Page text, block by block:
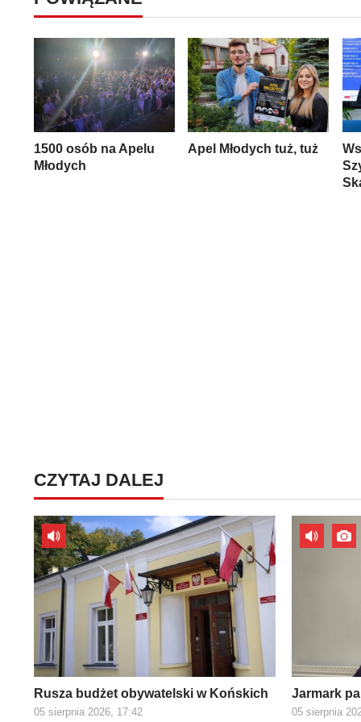
1500 osób na Apelu
Młodych
Apel Młodych tuż, tuż
CZYTAJ DALEJ
Rusza budżet obywatelski w Końskich
05 sierpnia 2026, 17:42
Jarmark
05 sierpnia